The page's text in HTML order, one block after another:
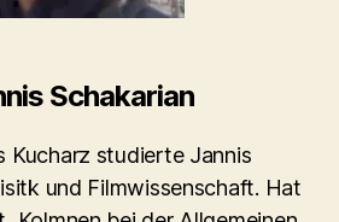
Schakarian
Kucharz studierte Jannis
und Filmwissenschaft. Hat